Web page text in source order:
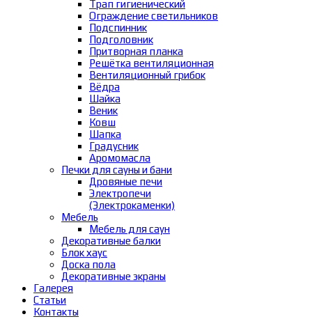
Трап гигиенический
Ограждение светильников
Подспинник
Подголовник
Притворная планка
Решётка вентиляционная
Вентиляционный грибок
Вёдра
Шайка
Веник
Ковш
Шапка
Градусник
Аромомасла
Печки для сауны и бани
Дровяные печи
Электропечи
(Электрокаменки)
Мебель
Мебель для саун
Декоративные балки
Блок хаус
Доска пола
Декоративные экраны
Галерея
Статьи
Контакты